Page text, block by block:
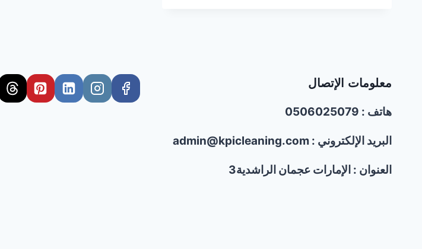
معلومات الإتصال
هاتف : 0506025079
البريد الإلكتروني : admin@kpicleaning.com
العنوان : الإمارات عجمان الراشدية3